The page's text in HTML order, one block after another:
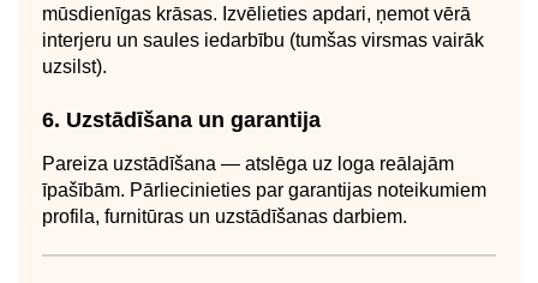
mūsdienīgas krāsas. Izvēlieties apdari, ņemot vērā
interjeru un saules iedarbību (tumšas virsmas vairāk
uzsilst).
6. Uzstādīšana un garantija
Pareiza uzstādīšana — atslēga uz loga reālajām
īpašībām. Pārliecinieties par garantijas noteikumiem
profila, furnitūras un uzstādīšanas darbiem.